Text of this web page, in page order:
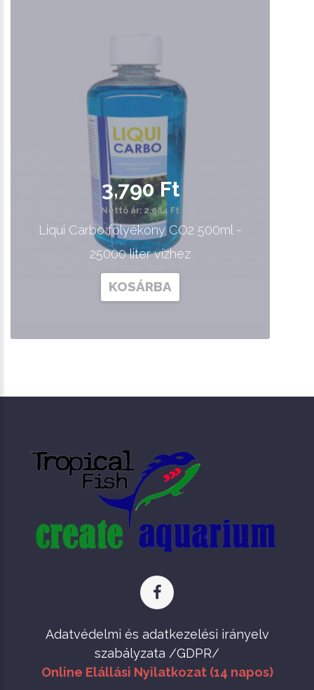
3,790 Ft
Nettó ár: 2,984 Ft
Liqui Carbo folyékony CO2 500ml -
25000 liter vízhez
KOSÁRBA
Adatvédelmi és adatkezelési irányelv
szabályzata /GDPR/
Online Elállási Nyilatkozat (14 napos)